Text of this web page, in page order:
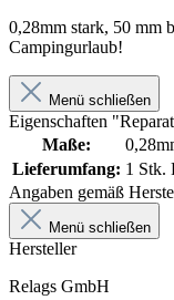
0,28mm stark, 50 mm
Campingurlaub!
Menü schließen
Eigenschaften
Maße:
Lieferumfang: 1 Stk.
Angaben gemäß
Menü schließen
Hersteller
Relags GmbH